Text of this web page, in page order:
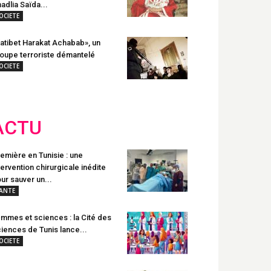
Saïda...
Harakat Achabab», un
terroriste démantelé
en Tunisie : une
chirurgicale inédite
sauver un...
et sciences : la Cité des
de Tunis lance...